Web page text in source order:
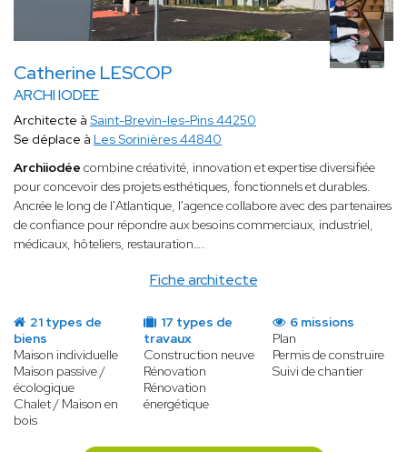
Catherine LESCOP
ARCHI IODEE
Fiche architecte
Architecte à Saint-Brevin-les-Pins 44250
Se déplace à Les Sorinières 44840
Archiiodée combine créativité, innovation et expertise diversifiée
pour concevoir des projets esthétiques, fonctionnels et durables.
Ancrée le long de l'Atlantique, l'agence collabore avec des partenaires
de confiance pour répondre aux besoins commerciaux, industriel,
médicaux, hôteliers, restauration….
21 types de
biens
Maison individuelle
Maison passive /
écologique
Chalet / Maison en
bois
17 types de
travaux
Construction neuve
Rénovation
Rénovation
énergétique
6 missions
Plan
Permis de construire
Suivi de chantier